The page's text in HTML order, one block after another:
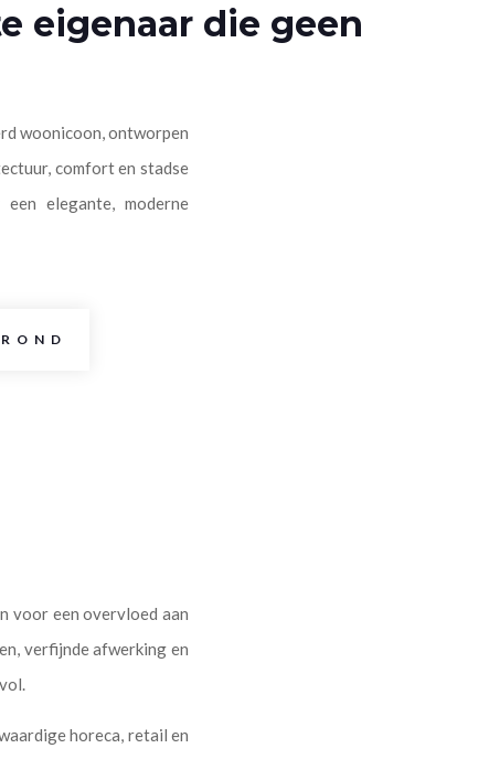
eigenaar die geen
woonicoon, ontworpen
comfort en stadse
elegante, moderne
voor een overvloed aan
verfijnde afwerking en
horeca, retail en